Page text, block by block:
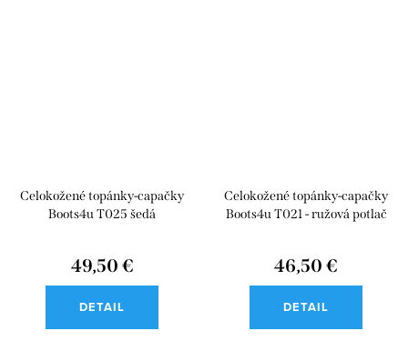
Celokožené topánky-capačky
Boots4u T025 šedá
49,50 €
DETAIL
Celokožené topánky-capačky
Boots4u T021 - ružová potlač
46,50 €
DETAIL